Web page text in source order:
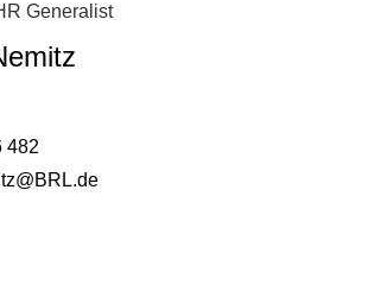
Generalist
482